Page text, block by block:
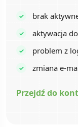
brak
aktywacja
problem z
zmiana e-
Przejdź do